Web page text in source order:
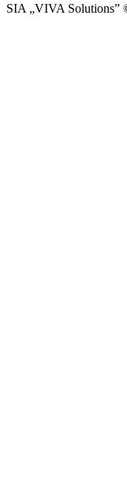
SIA „VIVA Solutions”